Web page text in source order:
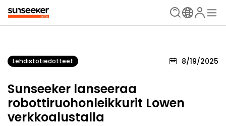
Lehdistötiedotteet 8/19/2025
Sunseeker lanseeraa
robottiruohonleikkurit Lowen
verkkoalustalla